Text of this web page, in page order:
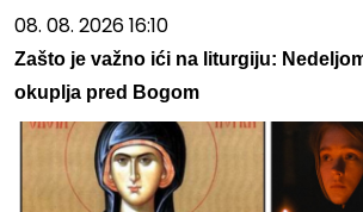
08. 08. 2026 16:10
Zašto je važno ići na liturgiju:
okuplja pred Bogom